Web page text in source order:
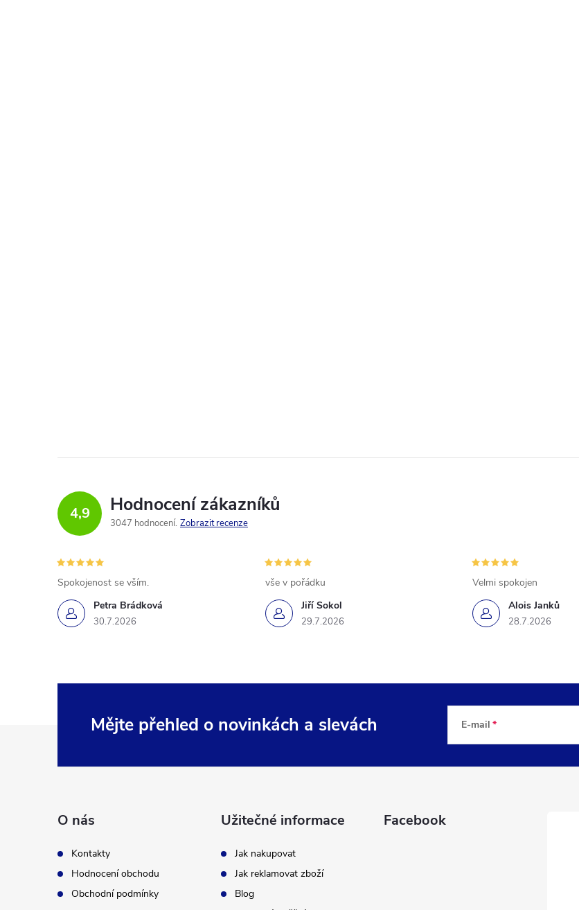
4,9 Hodnocení zákazníků
3047 hodnocení Zobrazit recenze
Petra Brádková
30.7.2026
Spokojenost se vším.
Jiří Sokol
29.7.2026
vše v pořádku
Alois Janků
28.7.2026
Velmi spokojen
Mějte přehled o novinkách a slevách E-mail
O nás
Kontakty
Hodnocení obchodu
Obchodní podmínky
Užitečné informace
Jak nakupovat
Jak reklamovat zboží
Blog
Facebook